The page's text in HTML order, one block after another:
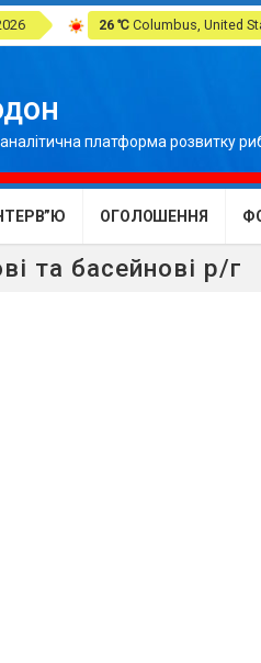
26 ℃ Columbus, United
платформа розвитку
ОГОЛОШЕННЯ
та басейнові р/г